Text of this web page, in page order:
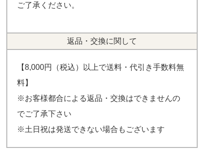
ご了承ください。
返品・交換に関して
【8,000円（税込）以上で送料・代引き手数料無
料】
※お客様都合による返品・交換はできませんの
でご了承下さい
※土日祝は発送できない場合もございます